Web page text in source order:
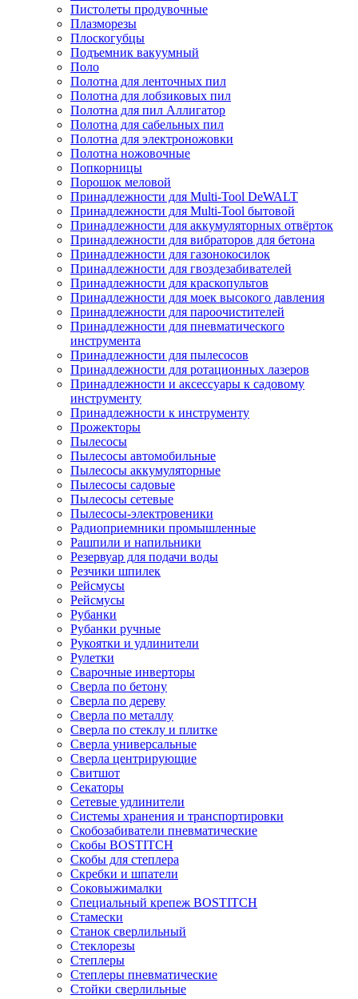
Пистолеты продувочные
Плазморезы
Плоскогубцы
Подъемник вакуумный
Поло
Полотна для ленточных пил
Полотна для лобзиковых пил
Полотна для пил Аллигатор
Полотна для сабельных пил
Полотна для электроножовки
Полотна ножовочные
Попкорницы
Порошок меловой
Принадлежности для Multi-Tool DeWALT
Принадлежности для Multi-Tool бытовой
Принадлежности для аккумуляторных отвёрток
Принадлежности для вибраторов для бетона
Принадлежности для газонокосилок
Принадлежности для гвоздезабивателей
Принадлежности для краскопультов
Принадлежности для моек высокого давления
Принадлежности для пароочистителей
Принадлежности для пневматического
инструмента
Принадлежности для пылесосов
Принадлежности для ротационных лазеров
Принадлежности и аксессуары к садовому
инструменту
Принадлежности к инструменту
Прожекторы
Пылесосы
Пылесосы автомобильные
Пылесосы аккумуляторные
Пылесосы садовые
Пылесосы сетевые
Пылесосы-электровеники
Радиоприемники промышленные
Рашпили и напильники
Резервуар для подачи воды
Резчики шпилек
Рейсмусы
Рейсмусы
Рубанки
Рубанки ручные
Рукоятки и удлинители
Рулетки
Сварочные инверторы
Сверла по бетону
Сверла по дереву
Сверла по металлу
Сверла по стеклу и плитке
Сверла универсальные
Сверла центрирующие
Свитшот
Секаторы
Сетевые удлинители
Системы хранения и транспортировки
Скобозабиватели пневматические
Скобы BOSTITCH
Скобы для степлера
Скребки и шпатели
Соковыжималки
Специальный крепеж BOSTITCH
Стамески
Станок сверлильный
Стеклорезы
Степлеры
Степлеры пневматические
Стойки сверлильные